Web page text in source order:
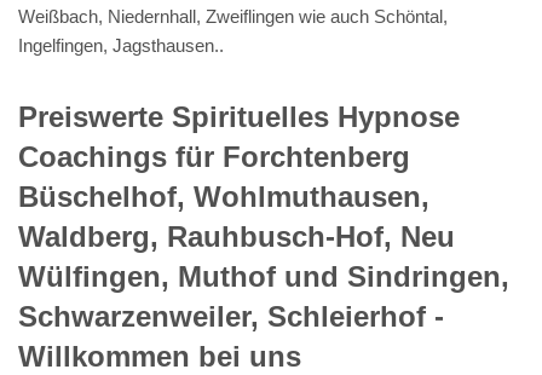
Weißbach, Niedernhall, Zweiflingen wie auch Schöntal,
Ingelfingen, Jagsthausen..
Preiswerte Spirituelles Hypnose
Coachings für Forchtenberg
Büschelhof, Wohlmuthausen,
Waldberg, Rauhbusch-Hof, Neu
Wülfingen, Muthof und Sindringen,
Schwarzenweiler, Schleierhof -
Willkommen bei uns